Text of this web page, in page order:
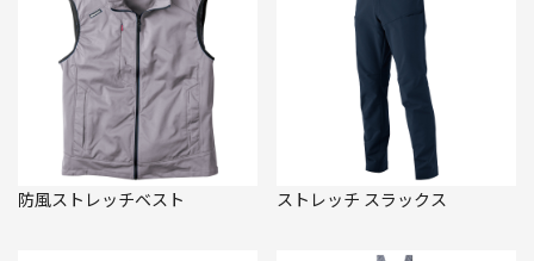
防風ストレッチベスト ストレッチ スラックス